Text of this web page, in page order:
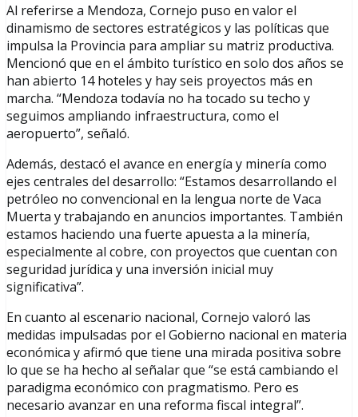
Al referirse a Mendoza, Cornejo puso en valor el
dinamismo de sectores estratégicos y las políticas que
impulsa la Provincia para ampliar su matriz productiva.
Mencionó que en el ámbito turístico en solo dos años se
han abierto 14 hoteles y hay seis proyectos más en
marcha. “Mendoza todavía no ha tocado su techo y
seguimos ampliando infraestructura, como el
aeropuerto”, señaló.
Además, destacó el avance en energía y minería como
ejes centrales del desarrollo: “Estamos desarrollando el
petróleo no convencional en la lengua norte de Vaca
Muerta y trabajando en anuncios importantes. También
estamos haciendo una fuerte apuesta a la minería,
especialmente al cobre, con proyectos que cuentan con
seguridad jurídica y una inversión inicial muy
significativa”.
En cuanto al escenario nacional, Cornejo valoró las
medidas impulsadas por el Gobierno nacional en materia
económica y afirmó que tiene una mirada positiva sobre
lo que se ha hecho al señalar que “se está cambiando el
paradigma económico con pragmatismo. Pero es
necesario avanzar en una reforma fiscal integral”.